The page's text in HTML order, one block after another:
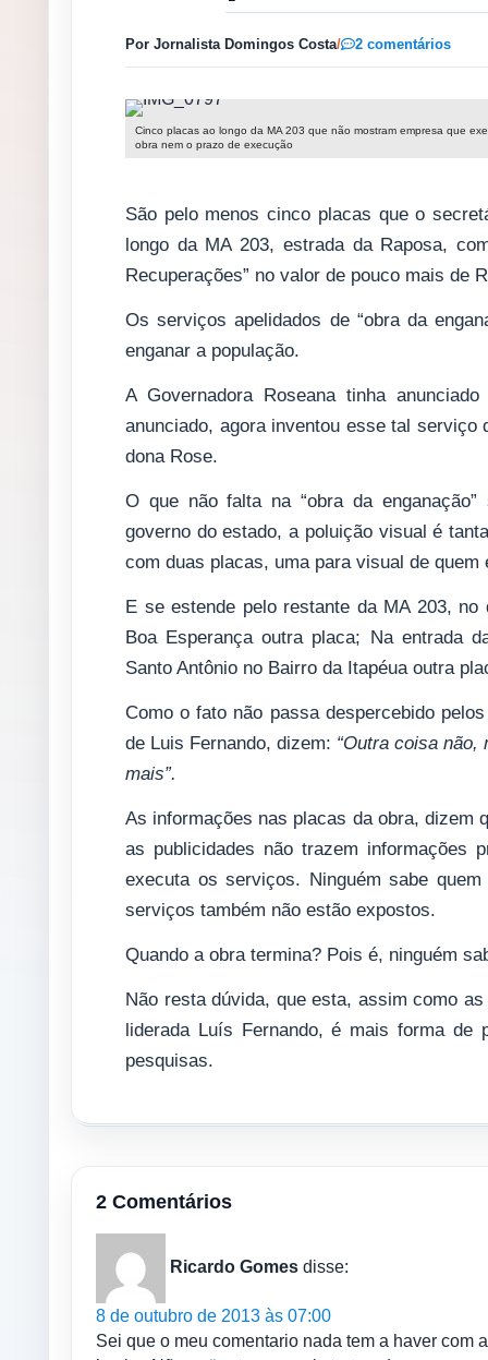
Por Jornalista Domingos Costa/ 2 comentários
Cinco placas ao longo da MA 203 que não mostram empresa que
obra nem o prazo de execução
São pelo menos cinco placas que o
longo da MA 203, estrada da Raposa,
Recuperações” no valor de pouco mais de
Os serviços apelidados de “obra da
enganar a população.
A Governadora Roseana tinha
anunciado, agora inventou esse tal serviço
dona Rose.
O que não falta na “obra da
governo do estado, a poluição visual é
com duas placas, uma para visual de
E se estende pelo restante da MA 203,
Boa Esperança outra placa; Na entrada
Santo Antônio no Bairro da Itapéua outra
Como o fato não passa despercebido
de Luis Fernando, dizem: “Outra coisa
mais”.
As informações nas placas da obra, dizem
as publicidades não trazem informações
executa os serviços. Ninguém sabe
serviços também não estão expostos.
Quando a obra termina? Pois é, ninguém
Não resta dúvida, que esta, assim como
liderada Luís Fernando, é mais forma de
pesquisas.
2 Comentários
Ricardo Gomes disse:
8 de outubro de 2013 às 07:00
Sei que o meu comentario nada tem a haver com